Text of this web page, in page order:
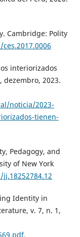
Cambridge: Polity
interiorizados
dezembro, 2023.
noticia/2023-
tienen-
Pedagogy, and
of New York
Identity in
v. 7, n. 1,
.